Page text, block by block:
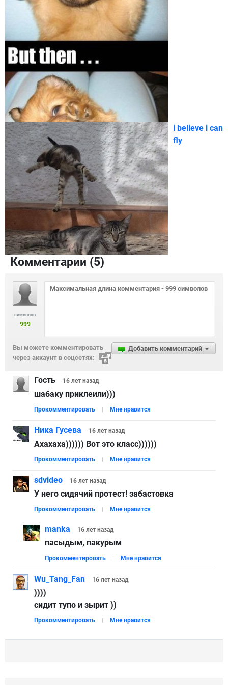
i believe i can
fly
Комментарии (5)
символов
999
Добавить комментарий
Вы можете комментировать
через аккаунт в соцсетях:
Гость 16 лет назад
шабаку приклеили)))
Прокомментировать Мне нравится
Ника Гусева 16 лет назад
Ахахаха)))))) Вот это класс))))))
Прокомментировать Мне нравится
sdvideo 16 лет назад
У него сидячий протест! забастовка
Прокомментировать Мне нравится
manka 16 лет назад
пасыдым, пакурым
Прокомментировать Мне нравится
Wu_Tang_Fan 16 лет назад
))))
сидит тупо и зырит ))
Прокомментировать Мне нравится